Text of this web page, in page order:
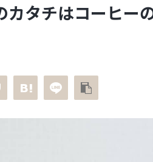
タチはコーヒー